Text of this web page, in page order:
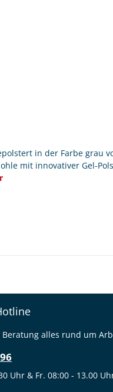
in der Farbe grau
mit innovativer Gel-
alles rund um
Uhr & Fr. 08:00 - 13.00